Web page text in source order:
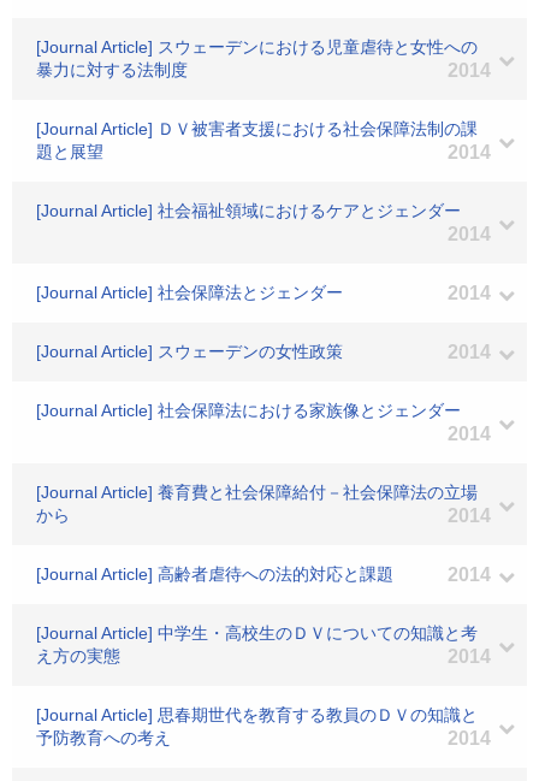
[Journal Article] スウェーデンにおける児童虐待と女性への
暴力に対する法制度
2014
[Journal Article] ＤＶ被害者支援における社会保障法制の課
題と展望
2014
[Journal Article] 社会福祉領域におけるケアとジェンダー
2014
[Journal Article] 社会保障法とジェンダー 2014
[Journal Article] スウェーデンの女性政策 2014
[Journal Article] 社会保障法における家族像とジェンダー
2014
[Journal Article] 養育費と社会保障給付－社会保障法の立場
から
2014
[Journal Article] 高齢者虐待への法的対応と課題 2014
[Journal Article] 中学生・高校生のＤＶについての知識と考
え方の実態
2014
[Journal Article] 思春期世代を教育する教員のＤＶの知識と
予防教育への考え
2014